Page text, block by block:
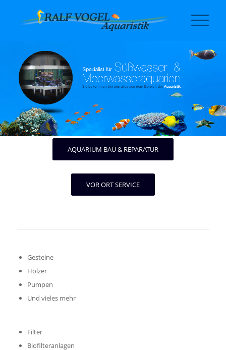
AQUARIUM BAU & REPARATUR
VOR ORT SERVICE
Gesteine
Hölzer
Pumpen
Und vieles mehr
Filter
Biofilteranlagen